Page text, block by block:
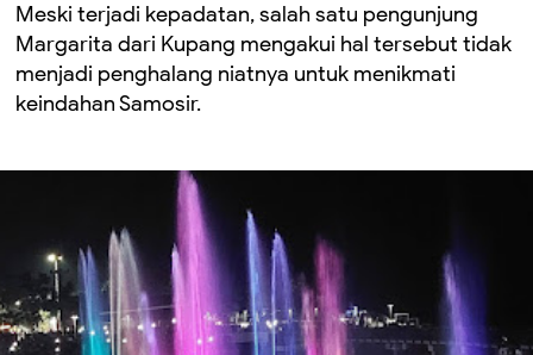
Meski terjadi kepadatan, salah satu pengunjung
Margarita dari Kupang mengakui hal tersebut tidak
menjadi penghalang niatnya untuk menikmati
keindahan Samosir.